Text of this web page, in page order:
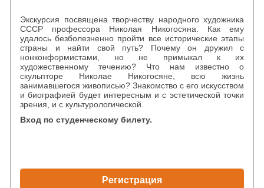
Экскурсия посвящена творчеству народного художника
СССР профессора Николая Никогосяна. Как ему
удалось безболезненно пройти все исторические этапы
страны и найти свой путь? Почему он дружил с
нонконформистами, но не примыкал к их
художественному течению? Что нам известно о
скульпторе Николае Никогосяне, всю жизнь
занимавшегося живописью? Знакомство с его искусством
и биографией будет интересным и с эстетической точки
зрения, и с культурологической.
Вход по студенческому билету.
Регистрация